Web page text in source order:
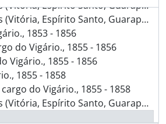
Vila de Itapemirim) (9º Volume)., 1854 - 1860
Vila de Itapemirim) (2º Volume)., 1855
1853 - 1856
do Vigário., 1855 - 1856
Vigário., 1855 - 1856
1855 - 1858
do Vigário., 1855 - 1858
Benevente, Vila de Itapemirim)., 1855 - 1856